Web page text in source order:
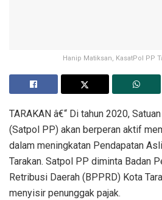
Hanip Matiksan, KasatPol PP
TARAKAN â€“ Di tahun 2020,
(Satpol PP) akan berperan aktif
dalam meningkatan Pendapatan
Tarakan. Satpol PP diminta Badan
Retribusi Daerah (BPPRD) Kota
menyisir penunggak pajak.